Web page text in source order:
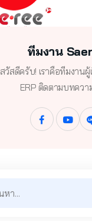
ทีมงาน
สวัสดีครับ! เราคือทีมงาน
ERP ติดตามบทควา